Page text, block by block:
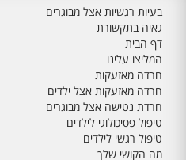
בעיות רגשיות אצל מבוגרים
גאיה בתקשורת
דף הבית
המליצו עלינו
חרדה מאזעקות
חרדה מאזעקות אצל ילדים
חרדת נטישה אצל מבוגרים
טיפול פסיכולוגי לילדים
טיפול רגשי לילדים
מה הקושי שלך